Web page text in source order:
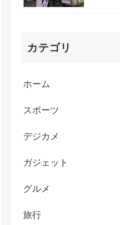
カテゴリ
ホーム
スポーツ
デジカメ
ガジェット
グルメ
旅行